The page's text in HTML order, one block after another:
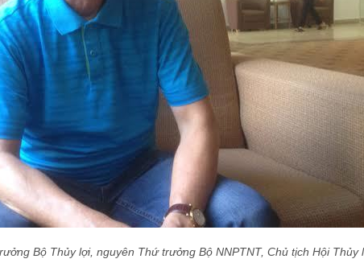
Bộ Thủy lợi, nguyên Thứ trưởng Bộ NNPTNT, Chủ tịch Hội Thủy